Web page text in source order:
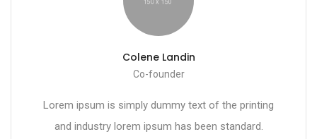
Colene Landin
Co-founder
Lorem ipsum is simply dummy text of the printing
and industry lorem ipsum has been standard.